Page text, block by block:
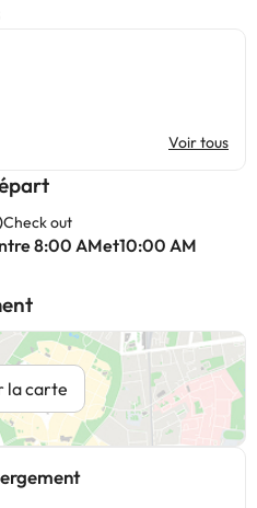
Voir tous
Check out
8:00 AMet10:00 AM
la carte